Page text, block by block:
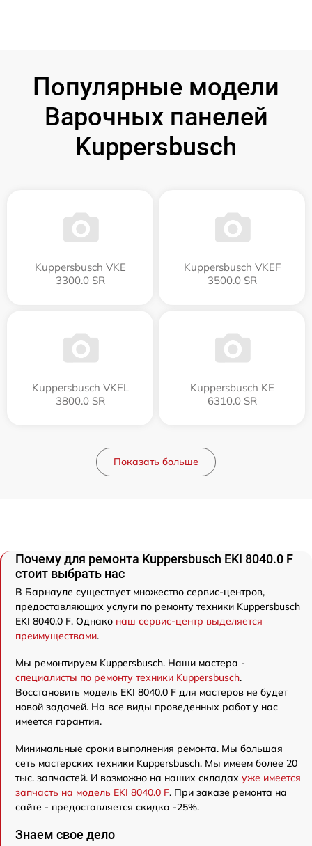
Популярные модели
Варочных панелей
Kuppersbusch
Kuppersbusch VKE
3300.0 SR
Kuppersbusch VKEF
3500.0 SR
Kuppersbusch VKEL
3800.0 SR
Kuppersbusch KE
6310.0 SR
Показать больше
Почему для ремонта Kuppersbusch EKI 8040.0 F
стоит выбрать нас
В Барнауле существует множество сервис-центров,
предоставляющих услуги по ремонту техники Kuppersbusch
EKI 8040.0 F. Однако наш сервис-центр выделяется
преимуществами.
Мы ремонтируем Kuppersbusch. Наши мастера -
специалисты по ремонту техники Kuppersbusch.
Восстановить модель EKI 8040.0 F для мастеров не будет
новой задачей. На все виды проведенных работ у нас
имеется гарантия.
Минимальные сроки выполнения ремонта. Мы большая
сеть мастерских техники Kuppersbusch. Мы имеем более 20
тыс. запчастей. И возможно на наших складах уже имеется
запчасть на модель EKI 8040.0 F. При заказе ремонта на
сайте - предоставляется скидка -25%.
Знаем свое дело